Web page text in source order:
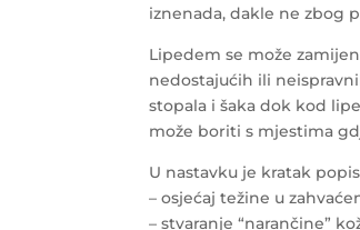
iznenada, dakle ne zbog
Lipedem se može
nedostajućih ili
stopala i šaka dok kod
može boriti s mjestima
U nastavku je kratak
– osjećaj težine u
– stvaranje “narančine”